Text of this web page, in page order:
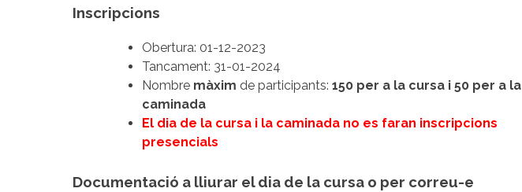
Inscripcions
Obertura: 01-12-2023
Tancament: 31-01-2024
Nombre màxim de participants: 150 per a la cursa i 50 per a la
caminada
El dia de la cursa i la caminada no es faran inscripcions
presencials
Documentació a lliurar el dia de la cursa o per correu-e